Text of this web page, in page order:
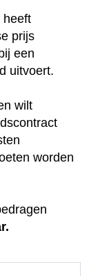
heeft
prijs
een
uitvoert.
wilt
worden